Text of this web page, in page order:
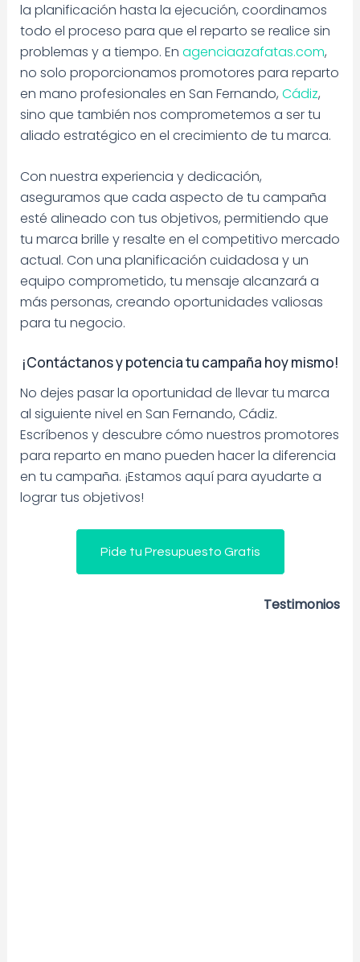
la planificación hasta la ejecución, coordinamos
todo el proceso para que el reparto se realice sin
problemas y a tiempo. En agenciaazafatas.com,
no solo proporcionamos promotores para reparto
en mano profesionales en San Fernando, Cádiz,
sino que también nos comprometemos a ser tu
aliado estratégico en el crecimiento de tu marca.
Con nuestra experiencia y dedicación,
aseguramos que cada aspecto de tu campaña
esté alineado con tus objetivos, permitiendo que
tu marca brille y resalte en el competitivo mercado
actual. Con una planificación cuidadosa y un
equipo comprometido, tu mensaje alcanzará a
más personas, creando oportunidades valiosas
para tu negocio.
¡Contáctanos y potencia tu campaña hoy mismo!
No dejes pasar la oportunidad de llevar tu marca
al siguiente nivel en San Fernando, Cádiz.
Escríbenos y descubre cómo nuestros promotores
para reparto en mano pueden hacer la diferencia
en tu campaña. ¡Estamos aquí para ayudarte a
lograr tus objetivos!
Pide tu Presupuesto Gratis
Testimonios